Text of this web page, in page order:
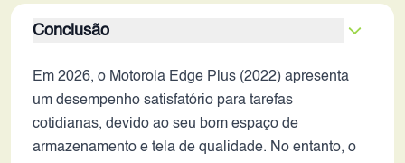
Conclusão
Em 2026, o Motorola Edge Plus (2022) apresenta
um desempenho satisfatório para tarefas
cotidianas, devido ao seu bom espaço de
armazenamento e tela de qualidade. No entanto, o